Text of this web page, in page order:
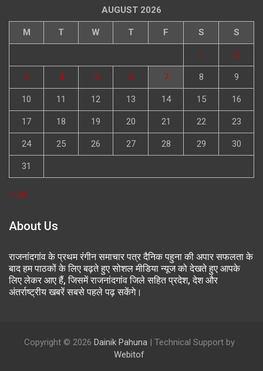
AUGUST 2026
M T W T F S S
1 2
3 4 5 6 7 8 9
10 11 12 13 14 15 16
17 18 19 20 21 22 23
24 25 26 27 28 29 30
31
« Jul
About Us
राजनांदगांव के प्रथम रंगीन समाचार पत्र दैनिक पहुना की अपार सफलता के
बाद हम पाठकों के लिए बढ़ते हुए सोशल मीडिया न्यूज को देखते हुए आपके
लिए लेकर आए हैं, जिसमें राजनांदगांव जिले सहित प्रदेश, देश और
अंतर्राष्ट्रीय खबरें सबसे पहले पढ़ सकेंगे।
Copyright © 2026 Dainik Pahuna| Technical Support by
Webitof